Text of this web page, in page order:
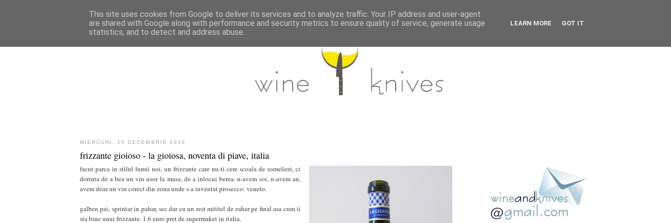
MIERCURI, 15 DECEMBRIE 2010
frizzante gioioso - la gioiosa, noventa di piave, italia
facut parca in stilul lumii noi, un frizzante care nu-ti cere scoala de somelieri, ci
dorinta de a bea un vin usor la masa, de a inlocui berea. n-avem soi, n-avem an,
avem doar un vin corect din zona unde s-a inventat prosecco: veneto.
galben pai, sprintar in pahar, sec dar cu un rest mititel de zahar pe final asa cum ii
sta bine unui frizzante. 1.6 euro pret de supermaket in italia.
This site uses cookies from Google to deliver its services and to analyze traffic. Your IP address and user-agent
are shared with Google along with performance and security metrics to ensure quality of service, generate usage
statistics, and to detect and address abuse.
LEARN MORE GOT IT